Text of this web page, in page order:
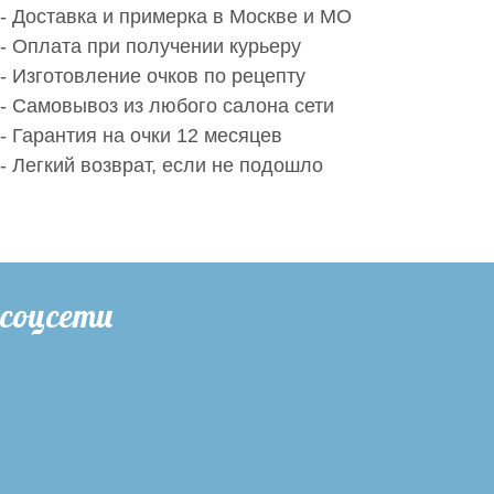
- Доставка и примерка в Москве и МО
- Оплата при получении курьеру
- Изготовление очков по рецепту
- Самовывоз из любого салона сети
- Гарантия на очки 12 месяцев
- Легкий возврат, если не подошло
соцсети